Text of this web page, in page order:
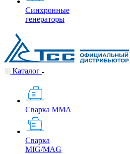
Синхронные
генераторы
Каталог
Сварка MMA
Сварка
MIG/MAG